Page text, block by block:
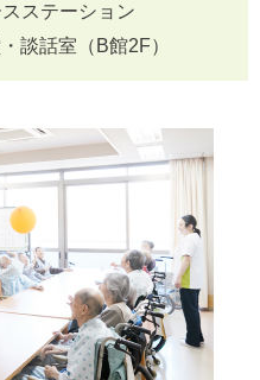
ステーション
談話室（B館2F）